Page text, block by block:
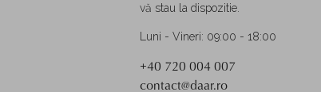
vă stau la dispozitie.
Luni - Vineri: 09:00 - 18:00
+40 720 004 007
contact@daar.ro